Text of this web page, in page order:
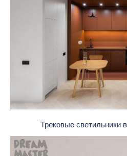
Трековые светильники